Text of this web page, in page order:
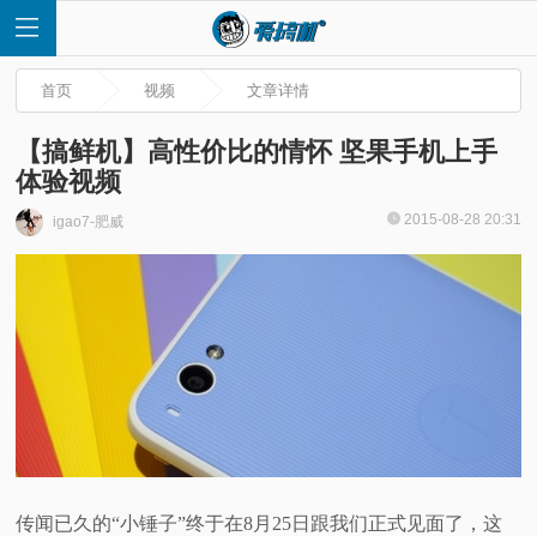
首
快
讯
测
首页 视频 文章详情
【搞鲜机】高性价比的情怀 坚果手机上手
体验视频
igao7-肥威 2015-08-28 20:31
传闻已久的“小锤子”终于在8月25日跟我们正式见面了，这